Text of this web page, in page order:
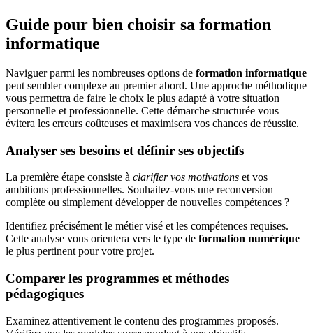
Guide pour bien choisir sa formation
informatique
Naviguer parmi les nombreuses options de formation informatique
peut sembler complexe au premier abord. Une approche méthodique
vous permettra de faire le choix le plus adapté à votre situation
personnelle et professionnelle. Cette démarche structurée vous
évitera les erreurs coûteuses et maximisera vos chances de réussite.
Analyser ses besoins et définir ses objectifs
La première étape consiste à clarifier vos motivations et vos
ambitions professionnelles. Souhaitez-vous une reconversion
complète ou simplement développer de nouvelles compétences ?
Identifiez précisément le métier visé et les compétences requises.
Cette analyse vous orientera vers le type de formation numérique
le plus pertinent pour votre projet.
Comparer les programmes et méthodes
pédagogiques
Examinez attentivement le contenu des programmes proposés.